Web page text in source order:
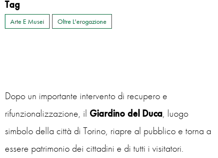
Tag
Arte E Musei Oltre L'erogazione
Dopo un importante intervento di recupero e
rifunzionalizzazione, il Giardino del Duca, luogo
simbolo della città di Torino, riapre al pubblico e torna a
essere patrimonio dei cittadini e di tutti i visitatori.